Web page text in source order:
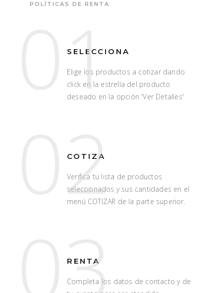
POLÍTICAS DE RENTA
01
SELECCIONA
Elige los productos a cotizar dando
click en la estrella del producto
deseado en la opción 'Ver Detalles'
02
COTIZA
Verifica tu lista de productos
seleccionados y sus cantidades en el
menú COTIZAR de la parte superior.
03
RENTA
Completa los datos de contacto y de